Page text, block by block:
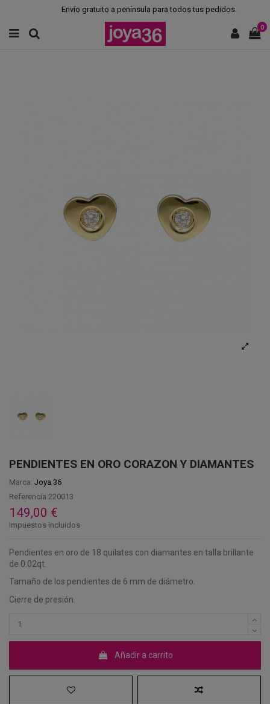
Envío gratuito a península para todos tus pedidos.
0
PENDIENTES EN ORO CORAZON Y DIAMANTES
Marca: Joya 36
Referencia 220013
149,00 €
Impuestos incluidos
Pendientes en oro de 18 quilates con diamantes en talla brillante
de 0.02qt.
Tamaño de los pendientes de 6 mm de diámetro.
Cierre de presión.
Añadir a carrito